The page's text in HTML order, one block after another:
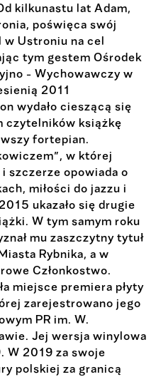
kilkunastu lat Adam,
poświęca swój
Ustroniu na cel
tym gestem Ośrodek
- Wychowawczy w
2011
wydało cieszącą się
czytelników książkę
fortepian.
w której
szczerze opowiada o
miłości do jazzu i
ukazało się drugie
W tym samym roku
mu zaszczytny tytuł
Rybnika, a w
Członkostwo.
miejsce premiera płyty
zarejestrowano jego
PR im. W.
Jej wersja winylowa
W 2019 za swoje
polskiej za granicą